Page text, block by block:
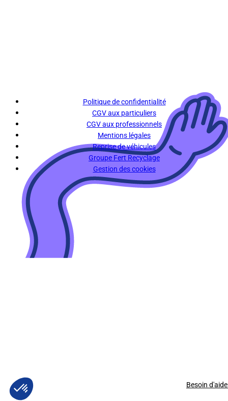
Politique de confidentialité
CGV aux particuliers
CGV aux professionnels
Mentions légales
Reprise de véhicules
Groupe Fert Recyclage
Gestion des cookies
Besoin